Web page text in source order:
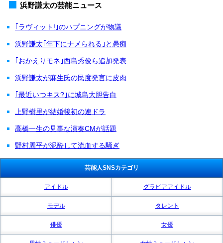
浜野謙太の芸能ニュース
｢ラヴィット!｣のハプニングが物議
浜野謙太｢年下にナメられる｣と愚痴
｢おかえりモネ｣西島秀俊ら追加発表
浜野謙太が麻生氏の民度発言に皮肉
｢最近いつキス?｣に城島大胆告白
上野樹里が結婚後初の連ドラ
高橋一生の見事な演奏CMが話題
野村周平が泥酔して流血する騒ぎ
芸能人SNSカテゴリ
アイドル グラビアアイドル
モデル タレント
俳優 女優